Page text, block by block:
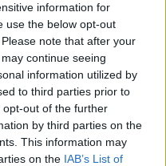
information for
use the below opt-out
note that after your
continue seeing
information utilized by
to third parties prior to
out of the further
by third parties on the
This information may
on the IAB’s List of